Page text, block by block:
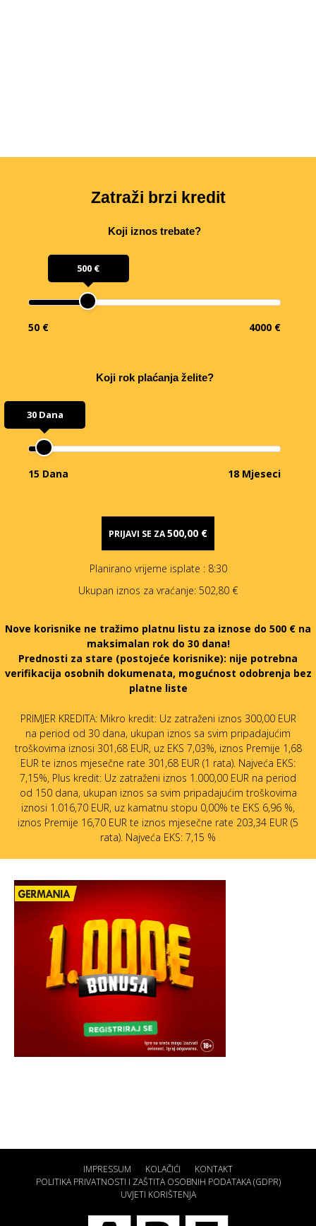
Zatraži brzi kredit
Koji iznos trebate?
500 €
50 € 4000 €
Koji rok plaćanja želite?
30 Dana
15 Dana 18 Mjeseci
PRIJAVI SE ZA500,00 €
Planirano vrijeme isplate : 8:30
Ukupan iznos za vraćanje: 502,80 €
Nove korisnike ne tražimo platnu listu za iznose do 500 € na
maksimalan rok do 30 dana!
Prednosti za stare (postojeće korisnike): nije potrebna
verifikacija osobnih dokumenata, mogućnost odobrenja bez
platne liste
PRIMJER KREDITA: Mikro kredit: Uz zatraženi iznos 300,00 EUR
na period od 30 dana, ukupan iznos sa svim pripadajućim
troškovima iznosi 301,68 EUR, uz EKS 7,03%, iznos Premije 1,68
EUR te iznos mjesečne rate 301,68 EUR (1 rata). Najveća EKS:
7,15%, Plus kredit: Uz zatraženi iznos 1.000,00 EUR na period
od 150 dana, ukupan iznos sa svim pripadajućim troškovima
iznosi 1.016,70 EUR, uz kamatnu stopu 0,00% te EKS 6,96 %,
iznos Premije 16,70 EUR te iznos mjesečne rate 203,34 EUR (5
rata). Najveća EKS: 7,15 %
IMPRESSUM KOLAČIĆI
KONTAKT
POLITIKA PRIVATNOSTI I ZAŠTITA OSOBNIH PODATAKA (GDPR)
UVJETI KORIŠTENJA